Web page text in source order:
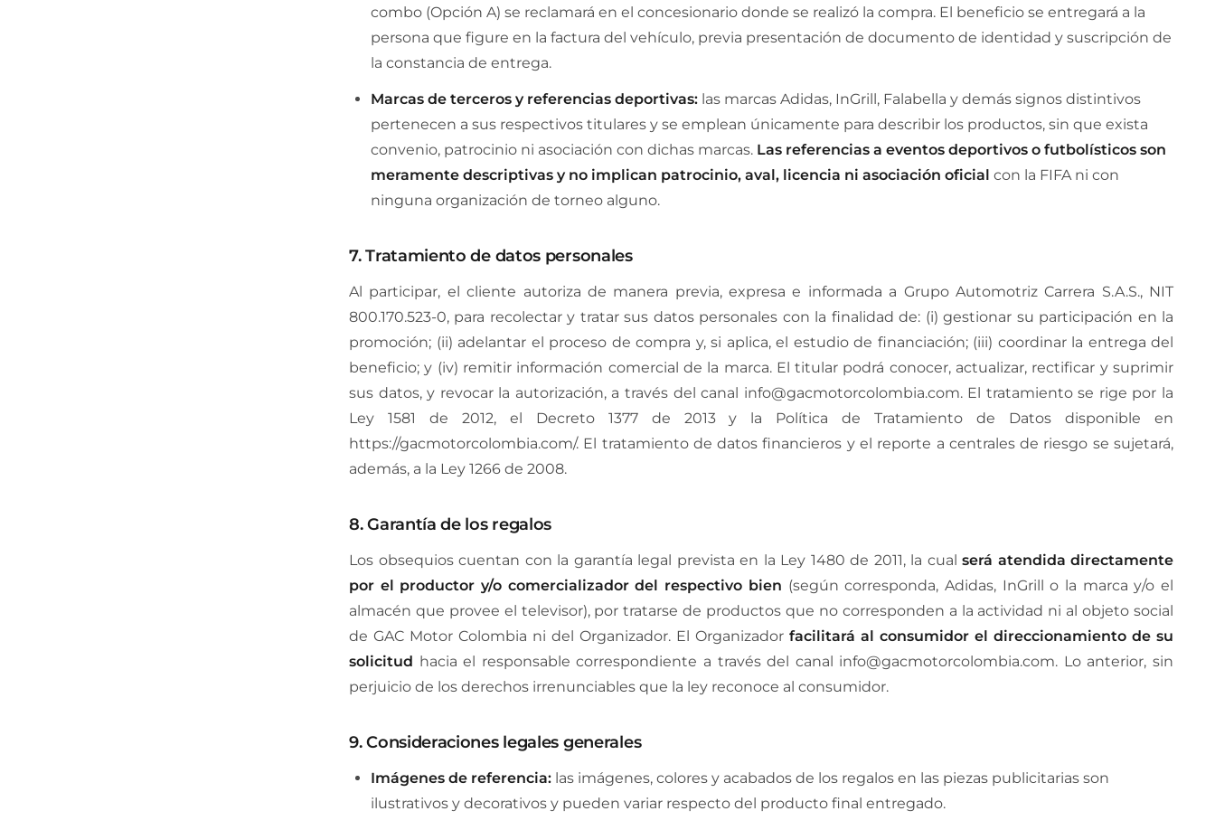
combo (Opción A) se reclamará en el concesionario donde se realizó la compra. El beneficio se entregará a la
persona que figure en la factura del vehículo, previa presentación de documento de identidad y suscripción de
la constancia de entrega.
Marcas de terceros y referencias deportivas: las marcas Adidas, InGrill, Falabella y demás signos distintivos
pertenecen a sus respectivos titulares y se emplean únicamente para describir los productos, sin que exista
convenio, patrocinio ni asociación con dichas marcas. Las referencias a eventos deportivos o futbolísticos son
meramente descriptivas y no implican patrocinio, aval, licencia ni asociación oficial con la FIFA ni con
ninguna organización de torneo alguno.
7. Tratamiento de datos personales
Al participar, el cliente autoriza de manera previa, expresa e informada a Grupo Automotriz Carrera S.A.S., NIT
800.170.523-0, para recolectar y tratar sus datos personales con la finalidad de: (i) gestionar su participación en la
promoción; (ii) adelantar el proceso de compra y, si aplica, el estudio de financiación; (iii) coordinar la entrega del
beneficio; y (iv) remitir información comercial de la marca. El titular podrá conocer, actualizar, rectificar y suprimir
sus datos, y revocar la autorización, a través del canal info@gacmotorcolombia.com. El tratamiento se rige por la
Ley 1581 de 2012, el Decreto 1377 de 2013 y la Política de Tratamiento de Datos disponible en
https://gacmotorcolombia.com/. El tratamiento de datos financieros y el reporte a centrales de riesgo se sujetará,
además, a la Ley 1266 de 2008.
8. Garantía de los regalos
Los obsequios cuentan con la garantía legal prevista en la Ley 1480 de 2011, la cual será atendida directamente
por el productor y/o comercializador del respectivo bien (según corresponda, Adidas, InGrill o la marca y/o el
almacén que provee el televisor), por tratarse de productos que no corresponden a la actividad ni al objeto social
de GAC Motor Colombia ni del Organizador. El Organizador facilitará al consumidor el direccionamiento de su
solicitud hacia el responsable correspondiente a través del canal info@gacmotorcolombia.com. Lo anterior, sin
perjuicio de los derechos irrenunciables que la ley reconoce al consumidor.
9. Consideraciones legales generales
Imágenes de referencia: las imágenes, colores y acabados de los regalos en las piezas publicitarias son
ilustrativos y decorativos y pueden variar respecto del producto final entregado.